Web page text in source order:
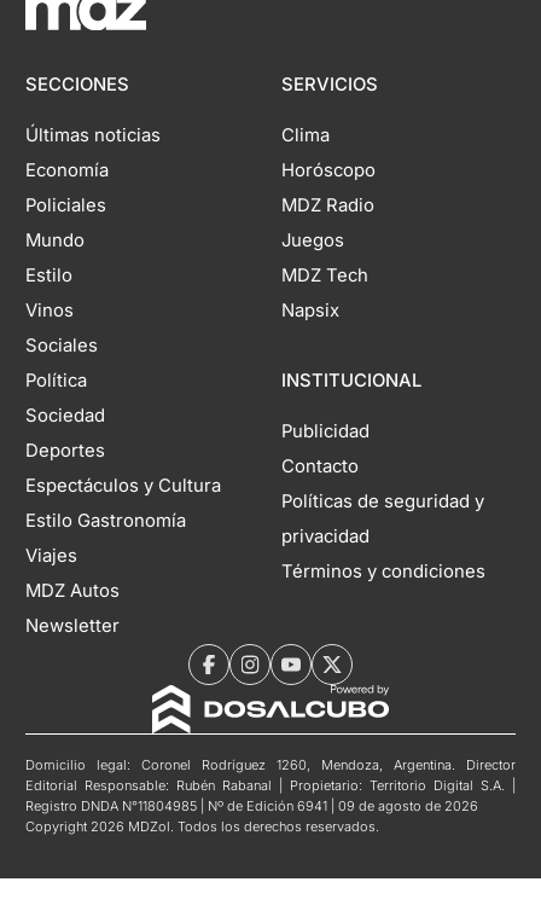
SECCIONES
Últimas noticias
Economía
Policiales
Mundo
Estilo
Vinos
Sociales
Política
Sociedad
Deportes
Espectáculos y Cultura
Estilo Gastronomía
Viajes
MDZ Autos
Newsletter
SERVICIOS
Clima
Horóscopo
MDZ Radio
Juegos
MDZ Tech
Napsix
INSTITUCIONAL
Publicidad
Contacto
Políticas de seguridad y
privacidad
Términos y condiciones
Domicilio legal: Coronel Rodríguez 1260, Mendoza, Argentina. Director
Editorial Responsable: Rubén Rabanal | Propietario: Territorio Digital S.A. |
Registro DNDA N°11804985 | Nº de Edición 6941 | 09 de agosto de 2026
Copyright 2026 MDZol. Todos los derechos reservados.